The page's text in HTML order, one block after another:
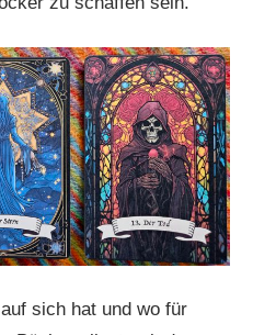
sich hat und wo für